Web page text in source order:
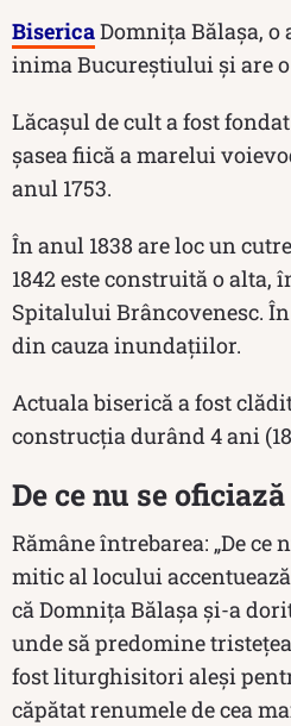
BisericaDomnița Bălașa,
inima Bucureștiului și are
Lăcașul de cult a fost
șasea fiică a marelui
anul 1753.
În anul 1838 are loc un
1842 este construită o
Spitalului Brâncovenesc.
din cauza inundațiilor.
Actuala biserică a fost
construcția durând 4 ani
De ce nu se
Rămâne întrebarea: „De ce
mitic al locului
că Domnița Bălașa și-a
unde să predomine
fost litur­ghisi­tori aleşi
căpătat renumele de cea